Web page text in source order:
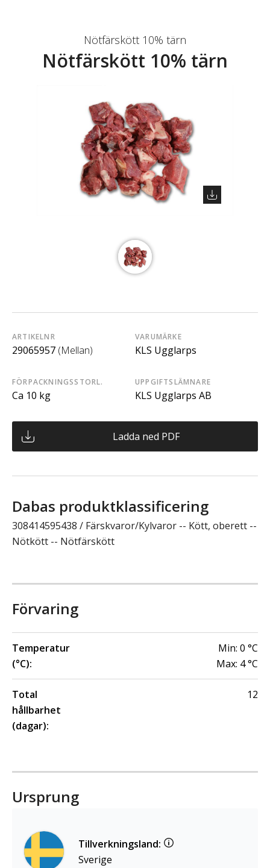
Nötfärskött 10% tärn
Nötfärskött 10% tärn
ARTIKELNR
29065957 (Mellan)
VARUMÄRKE
KLS Ugglarps
FÖRPACKNINGSSTORL.
Ca 10 kg
UPPGIFTSLÄMNARE
KLS Ugglarps AB
Ladda ned PDF
Dabas produktklassificering
308414595438 / Färskvaror/Kylvaror -- Kött, oberett --
Nötkött -- Nötfärskött
Förvaring
Temperatur
(°C):
Min: 0 °C
Max: 4°C
Total
hållbarhet
(dagar):
12
Ursprung
Tillverkningsland:
Sverige